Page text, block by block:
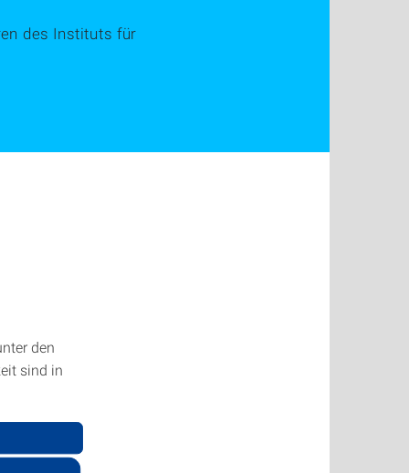
des Instituts für
den
sind in